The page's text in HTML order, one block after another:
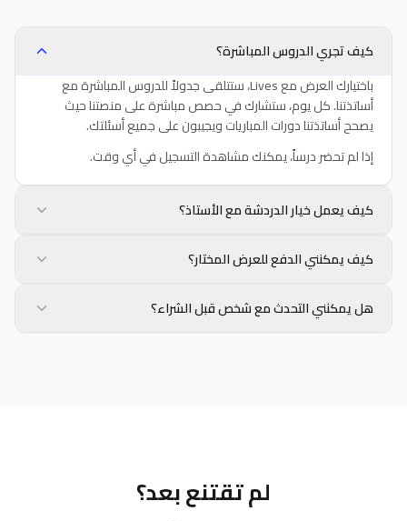
كيف تجري الدروس المباشرة؟
باختيارك العرض مع Lives، ستتلقى جدولاً للدروس المباشرة مع
أساتذتنا. كل يوم، ستشارك في حصص مباشرة على منصتنا حيث
يصحح أساتذتنا دورات المباريات ويجيبون على جميع أسئلتك.
إذا لم تحضر درساً، يمكنك مشاهدة التسجيل في أي وقت.
كيف يعمل خيار الدردشة مع الأستاذ؟
كيف يمكنني الدفع للعرض المختار؟
هل يمكنني التحدث مع شخص قبل الشراء؟
لم تقتنع بعد؟